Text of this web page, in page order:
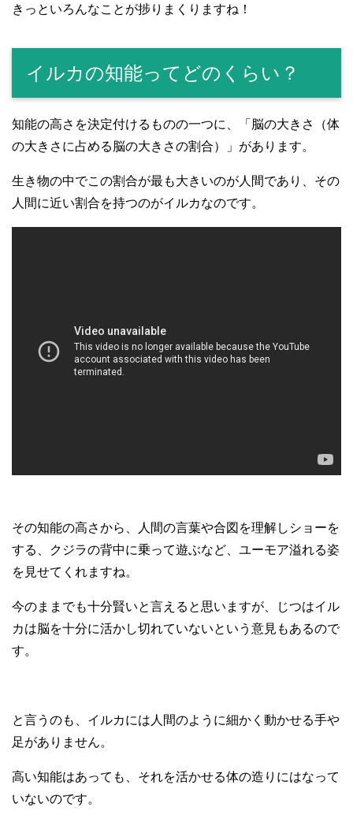
きっといろんなことが捗りまくりますね！
イルカの知能ってどのくらい？
知能の高さを決定付けるものの一つに、「脳の大きさ（体
の大きさに占める脳の大きさの割合）」があります。
生き物の中でこの割合が最も大きいのが人間であり、その
人間に近い割合を持つのがイルカなのです。
その知能の高さから、人間の言葉や合図を理解しショーを
する、クジラの背中に乗って遊ぶなど、ユーモア溢れる姿
を見せてくれますね。
今のままでも十分賢いと言えると思いますが、じつはイル
カは脳を十分に活かし切れていないという意見もあるので
す。
と言うのも、イルカには人間のように細かく動かせる手や
足がありません。
高い知能はあっても、それを活かせる体の造りにはなって
いないのです。